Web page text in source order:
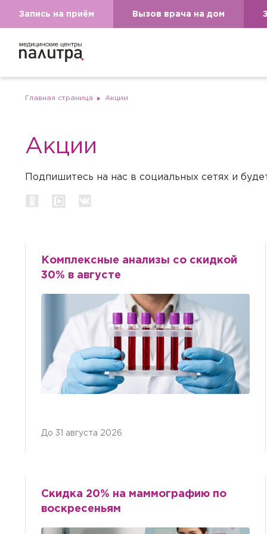
Запись на приём Вызов врача на дом
Главная страница Акции
Акции
Подпишитесь на нас в социальных сетях и
Комплексные анализы со скидкой
30% в августе
До 31 августа 2026
Скидка 20% на маммографию по
воскресеньям